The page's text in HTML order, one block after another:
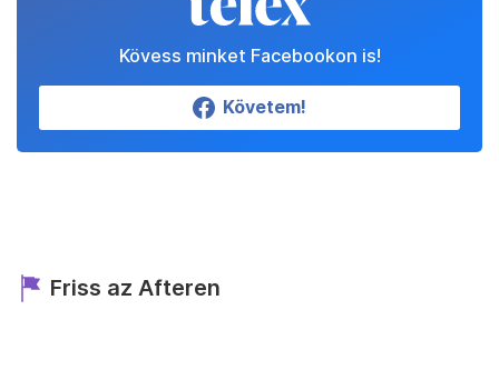
Kövess minket Facebookon is!
Követem!
Friss az Afteren